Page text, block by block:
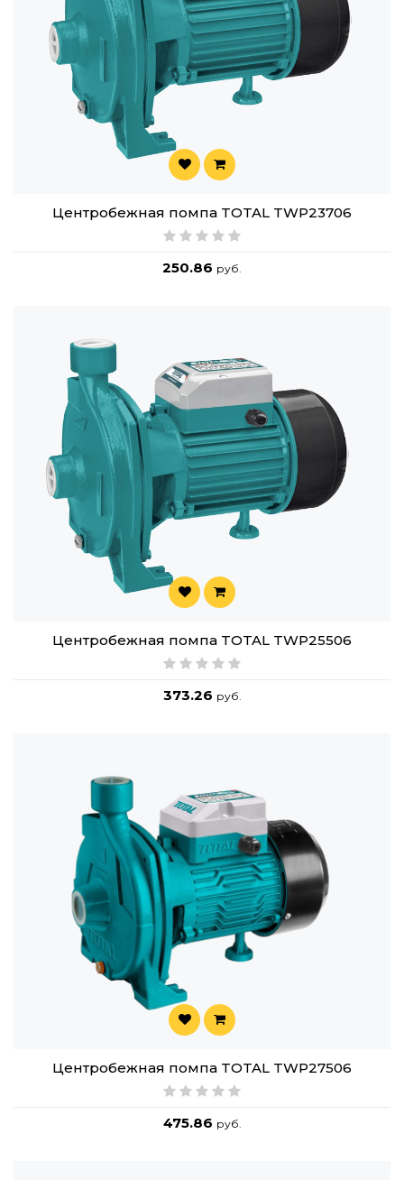
Центробежная помпа TOTAL TWP23706
250.86 руб.
Центробежная помпа TOTAL TWP25506
373.26 руб.
Центробежная помпа TOTAL TWP27506
475.86 руб.